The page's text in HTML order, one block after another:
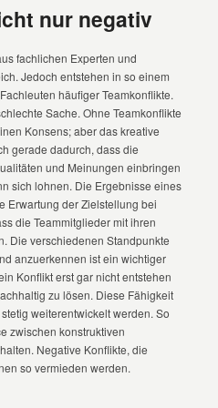
nur negativ
fachlichen Experten und
Jedoch entstehen in so einem
häufiger Teamkonflikte.
Sache. Ohne Teamkonflikte
Konsens; aber das kreative
gerade dadurch, dass die
und Meinungen einbringen
sich lohnen. Die Ergebnisse eines
Erwartung der Zielstellung bei
die Teammitglieder mit ihren
Die verschiedenen Standpunkte
anzuerkennen ist ein wichtiger
Konflikt erst gar nicht entstehen
zu lösen. Diese Fähigkeit
weiterentwickelt werden. So
zwischen konstruktiven
Negative Konflikte, die
so vermieden werden.